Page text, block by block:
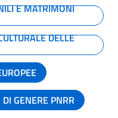
E MATRIMONI
DELLE
GENERE PNRR